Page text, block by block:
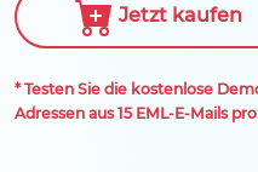
Jetzt kaufen
* Testen Sie die kostenlose
Adressen aus 15 EML-E-Mails